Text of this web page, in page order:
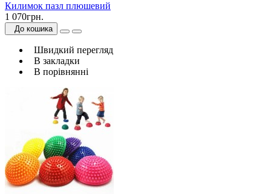
Килимок пазл плюшевий
1 070грн.
До кошика
Швидкий перегляд
В закладки
В порівнянні